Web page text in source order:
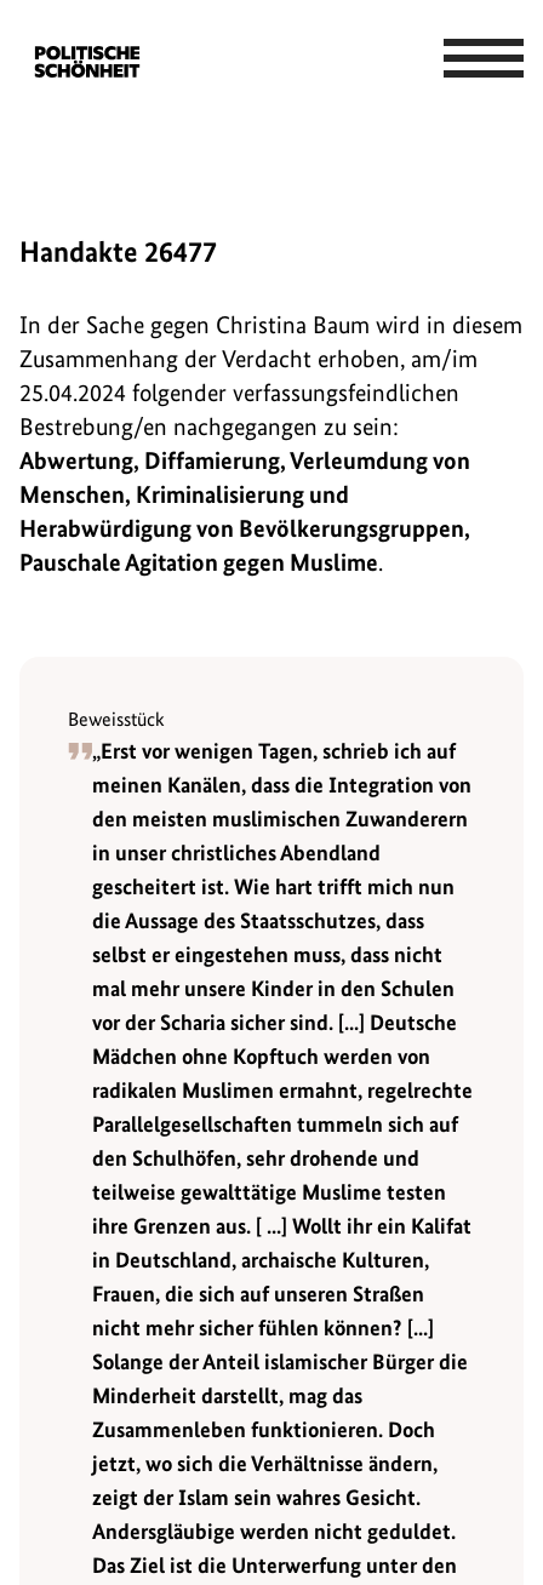
Handakte 26477
In der Sache gegen Christina Baum wird in diesem
Zusammenhang der Verdacht erhoben, am/im
25.04.2024 folgender verfassungsfeindlichen
Bestrebung/en nachgegangen zu sein:
Abwertung, Diffamierung, Verleumdung von
Menschen, Kriminalisierung und
Herabwürdigung von Bevölkerungsgruppen,
Pauschale Agitation gegen Muslime.
Beweisstück
„Erst vor wenigen Tagen, schrieb ich auf
meinen Kanälen, dass die Integration von
den meisten muslimischen Zuwanderern
in unser christliches Abendland
gescheitert ist. Wie hart trifft mich nun
die Aussage des Staatsschutzes, dass
selbst er eingestehen muss, dass nicht
mal mehr unsere Kinder in den Schulen
vor der Scharia sicher sind. [...] Deutsche
Mädchen ohne Kopftuch werden von
radikalen Muslimen ermahnt, regelrechte
Parallelgesellschaften tummeln sich auf
den Schulhöfen, sehr drohende und
teilweise gewalttätige Muslime testen
ihre Grenzen aus. [ ...] Wollt ihr ein Kalifat
in Deutschland, archaische Kulturen,
Frauen, die sich auf unseren Straßen
nicht mehr sicher fühlen können? [...]
Solange der Anteil islamischer Bürger die
Minderheit darstellt, mag das
Zusammenleben funktionieren. Doch
jetzt, wo sich die Verhältnisse ändern,
zeigt der Islam sein wahres Gesicht.
Andersgläubige werden nicht geduldet.
Das Ziel ist die Unterwerfung unter den